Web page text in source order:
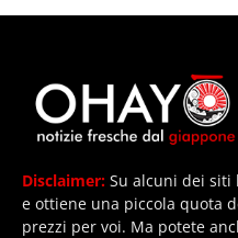
Disclaimer: Su alcuni dei siti
e ottiene una piccola quota
prezzi per voi. Ma potete